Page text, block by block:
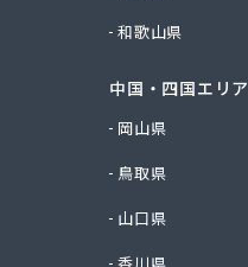
和歌山県
中国・四国エリア
岡山県
鳥取県
山口県